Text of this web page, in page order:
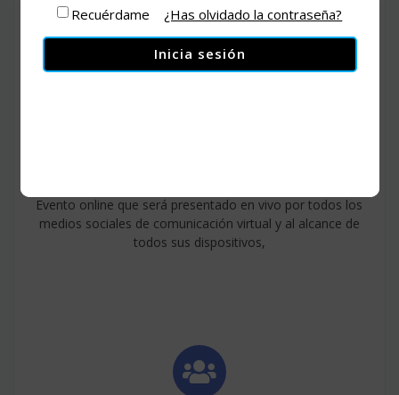
Evento online que será presentado en vivo por todos los
medios sociales de comunicación virtual y al alcance de
todos sus dispositivos,
Recuérdame ¿Has olvidado la contraseña?
Inicia sesión